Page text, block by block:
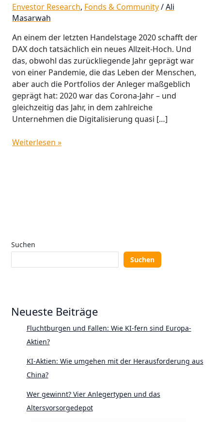
Envestor Research, Fonds & Community/Ali
Masarwah
An einem der letzten Handelstage 2020 schafft der
DAX doch tatsächlich ein neues Allzeit-Hoch. Und
das, obwohl das zurückliegende Jahr geprägt war
von einer Pandemie, die das Leben der Menschen,
aber auch die Portfolios der Anleger maßgeblich
geprägt hat: 2020 war das Corona-Jahr – und
gleichzeitig das Jahr, in dem zahlreiche
Unternehmen die Digitalisierung quasi […]
Weiterlesen »
Suchen
Suchen
Neueste Beiträge
Fluchtburgen und Fallen: Wie KI-fern sind Europa-
Aktien?
KI-Aktien: Wie umgehen mit der Herausforderung aus
China?
Wer gewinnt? Vier Anlegertypen und das
Altersvorsorgedepot